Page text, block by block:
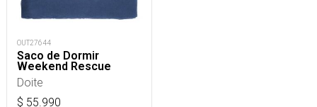
OUT27644
Saco de Dormir
Weekend Rescue
Doite
$ 55.990